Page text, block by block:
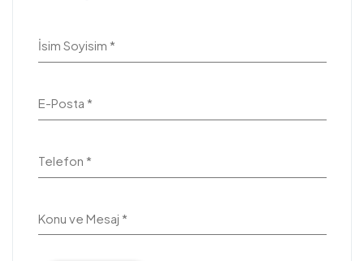
İsim Soyisim *
E-Posta *
Telefon *
Konu ve Mesaj *